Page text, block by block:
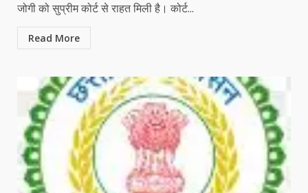
जोगी को सुप्रीम कोर्ट से राहत मिली है। कोर्ट...
Read More